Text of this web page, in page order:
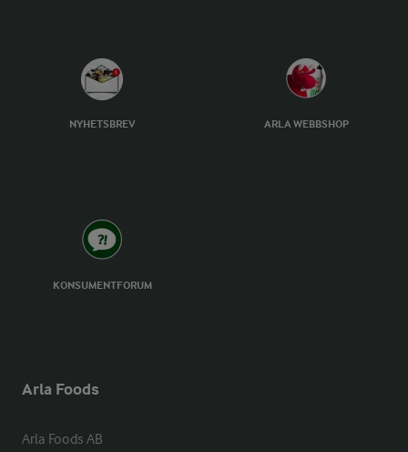
NYHETSBREV ARLA WEBBSHOP
KONSUMENTFORUM
Arla Foods
Arla Foods AB